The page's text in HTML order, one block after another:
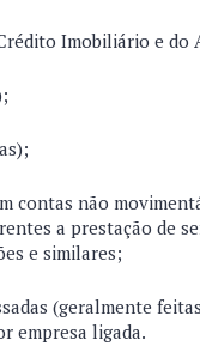
Imobiliário e do
contas não
a prestação de
e similares;
(geralmente
empresa ligada.